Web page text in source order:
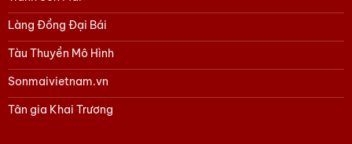
Làng Đồng Đại Bái
Tàu Thuyền Mô Hình
Sonmaivietnam.vn
Tân gia Khai Trương